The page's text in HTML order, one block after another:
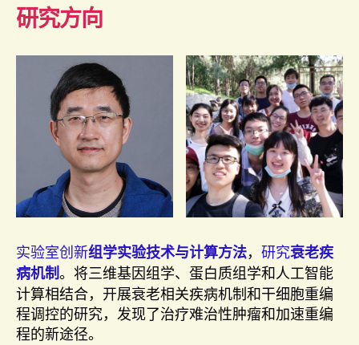
研究方向
实验室创新组学实验技术与计算方法， 研究衰老疾
病机制。 将三维基因组学、蛋白质组学和人工智能
计算相结合，开展衰老相关疾病机制和干细胞重编
程调控的研究，发现了治疗难治性肿瘤和加速重编
程的新途径。